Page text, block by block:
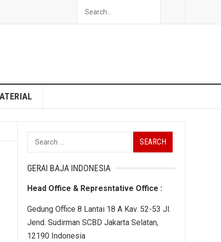
Search
for:
GERAI BAJA INDONESIA
Head Office & Represntative Office :
Gedung Office 8 Lantai 18 A Kav. 52-53 Jl.
Jend. Sudirman SCBD Jakarta Selatan,
12190 Indonesia